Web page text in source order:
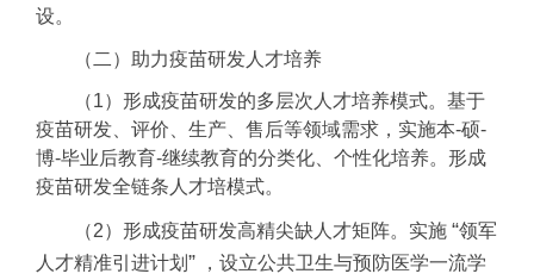
设。
（二）助力疫苗研发人才培养
（1）形成疫苗研发的多层次人才培养模式。基于
疫苗研发、评价、生产、售后等领域需求，实施本-硕-
博-毕业后教育-继续教育的分类化、个性化培养。形成
疫苗研发全链条人才培模式。
（2）形成疫苗研发高精尖缺人才矩阵。实施 “领军
人才精准引进计划 ” ，设立公共卫生与预防医学一流学